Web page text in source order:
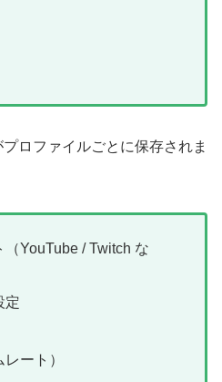
ロファイルごとに保存されま
YouTube / Twitch な
定
ート）